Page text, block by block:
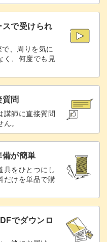
で受けられ
、周りを気に
く、何度でも見
問
講師に直接質問
。
が簡単
具をひとつにし
だけを単品で購
でダウンロ